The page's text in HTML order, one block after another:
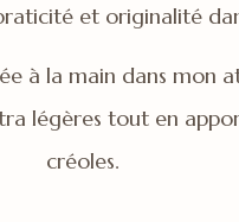
et originalité
à la main dans mon
légères tout en
créoles.